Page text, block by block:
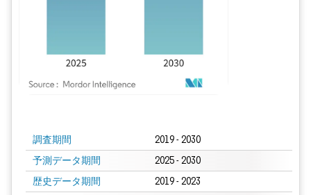
調査期間 2019 - 2030
予測データ期間 2025 - 2030
歴史データ期間 2019 - 2023